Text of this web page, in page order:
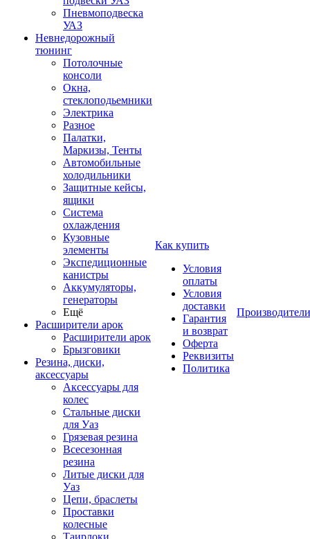
Пневмоподвеска
УАЗ
Невнедорожный
тюнинг
Потолочные
консоли
Окна,
стеклоподьемники
Электрика
Разное
Палатки,
Маркизы, Тенты
Автомобильные
холодильники
Защитные кейсы,
ящики
Система
охлаждения
Кузовные
элементы
Экспедиционные
канистры
Аккумуляторы,
генераторы
Ещё
Расширители арок
Расширители арок
Брызговики
Резина, диски,
аксессуары
Аксессуары для
колес
Стальные диски
для Уаз
Грязевая резина
Всесезонная
резина
Литые диски для
Уаз
Цепи, браслеты
Проставки
колесные
Таирлоки
Как купить
Условия
оплаты
Условия
доставки
Гарантия
и возврат
Оферта
Реквизиты
Политика
Производители